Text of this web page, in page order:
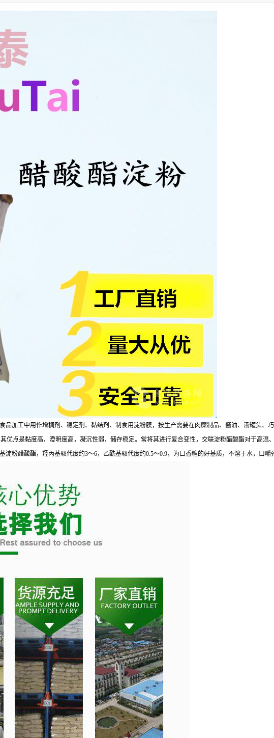
加工中用作增稠剂、稳定剂、黏结剂、制食用淀粉膜，按生产需要在肉糜制品、酱油、汤罐头、巧
优点是黏度高，澄明度高，凝沉性弱，储存稳定。常将其进行复合变性，交联淀粉醋酸酯对于高温
粉醋酸酯，羟丙基取代度约3～6，乙酰基取代度约0.5～0.9，为口香糖的好基质，不溶于水，口嚼